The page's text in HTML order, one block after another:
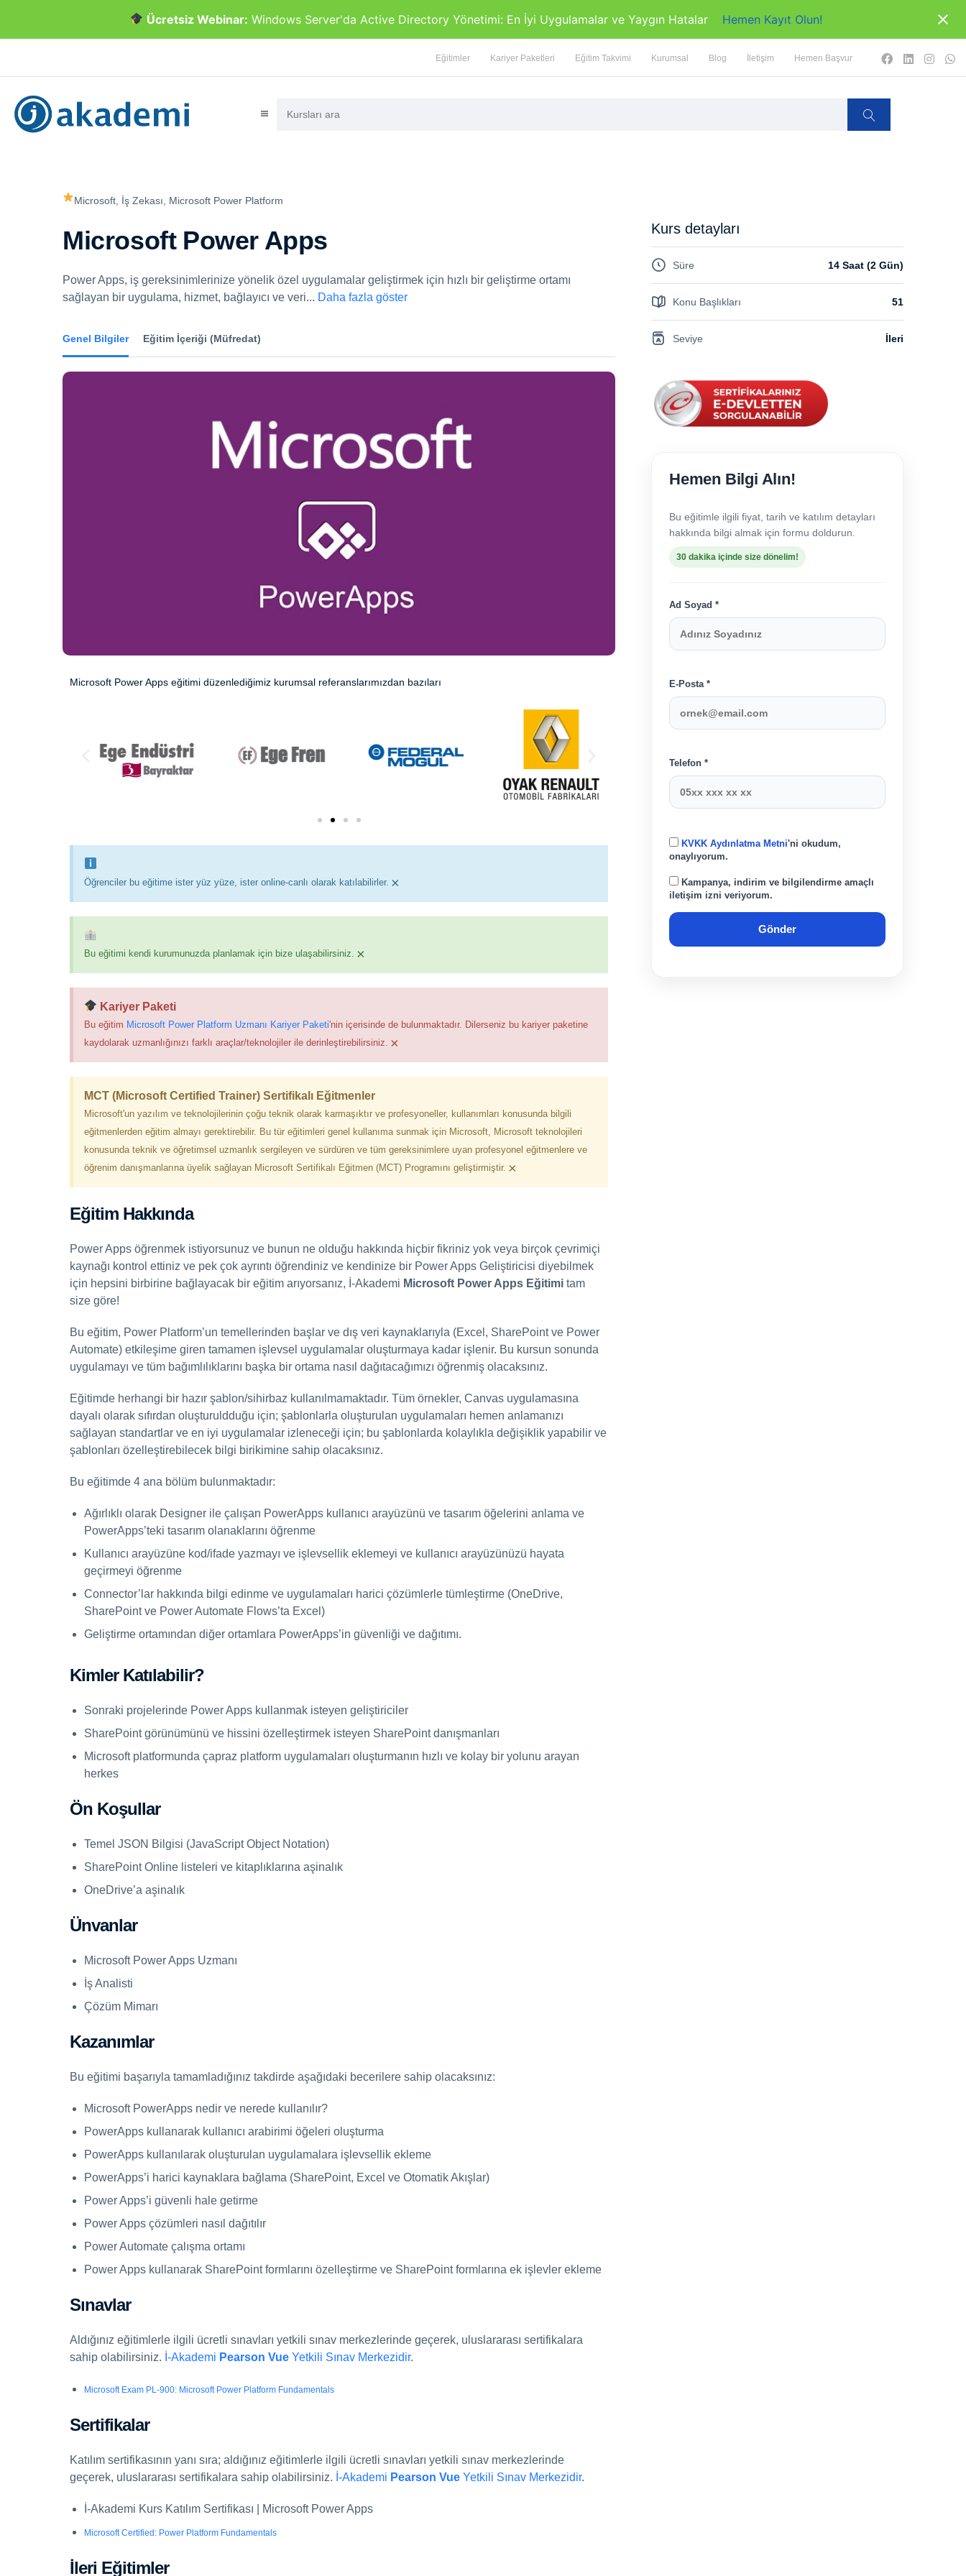
Ücretsiz Webinar: Windows Server'da Active Directory Yönetimi: En İyi Uygulamalar ve Yaygın Hatalar Hemen Kayıt Olun!
Eğitimler Kariyer Paketleri Eğitim Takvimi Kurumsal Blog İletişim Hemen Başvur
Microsoft, İş Zekası, Microsoft Power Platform
Microsoft Power Apps
Power Apps, iş gereksinimlerinize yönelik özel uygulamalar geliştirmek için hızlı bir geliştirme ortamı
sağlayan bir uygulama, hizmet, bağlayıcı ve veri... Daha fazla göster
Genel Bilgiler Eğitim İçeriği (Müfredat)
Microsoft Power Apps eğitimi düzenlediğimiz kurumsal referanslarımızdan bazıları
Öğrenciler bu eğitime ister yüz yüze, ister online-canlı olarak katılabilirler. ×
Bu eğitimi kendi kurumunuzda planlamak için bize ulaşabilirsiniz. ×
Kariyer Paketi
Bu eğitim Microsoft Power Platform Uzmanı Kariyer Paketi'nin içerisinde de bulunmaktadır. Dilerseniz bu kariyer paketine
kaydolarak uzmanlığınızı farklı araçlar/teknolojiler ile derinleştirebilirsiniz. ×
MCT (Microsoft Certified Trainer) Sertifikalı Eğitmenler
Microsoft'un yazılım ve teknolojilerinin çoğu teknik olarak karmaşıktır ve profesyoneller, kullanımları konusunda bilgili
eğitmenlerden eğitim almayı gerektirebilir. Bu tür eğitimleri genel kullanıma sunmak için Microsoft, Microsoft teknolojileri
konusunda teknik ve öğretimsel uzmanlık sergileyen ve sürdüren ve tüm gereksinimlere uyan profesyonel eğitmenlere ve
öğrenim danışmanlarına üyelik sağlayan Microsoft Sertifikalı Eğitmen (MCT) Programını geliştirmiştir. ×
Eğitim Hakkında
Power Apps öğrenmek istiyorsunuz ve bunun ne olduğu hakkında hiçbir fikriniz yok veya birçok çevrimiçi
kaynağı kontrol ettiniz ve pek çok ayrıntı öğrendiniz ve kendinize bir Power Apps Geliştiricisi diyebilmek
için hepsini birbirine bağlayacak bir eğitim arıyorsanız, İ-Akademi Microsoft Power Apps Eğitimi tam
size göre!
Bu eğitim, Power Platform’un temellerinden başlar ve dış veri kaynaklarıyla (Excel, SharePoint ve Power
Automate) etkileşime giren tamamen işlevsel uygulamalar oluşturmaya kadar işlenir. Bu kursun sonunda
uygulamayı ve tüm bağımlılıklarını başka bir ortama nasıl dağıtacağımızı öğrenmiş olacaksınız.
Eğitimde herhangi bir hazır şablon/sihirbaz kullanılmamaktadır. Tüm örnekler, Canvas uygulamasına
dayalı olarak sıfırdan oluşturuldduğu için; şablonlarla oluşturulan uygulamaları hemen anlamanızı
sağlayan standartlar ve en iyi uygulamalar izleneceği için; bu şablonlarda kolaylıkla değişiklik yapabilir ve
şablonları özelleştirebilecek bilgi birikimine sahip olacaksınız.
Bu eğitimde 4 ana bölüm bulunmaktadır:
Ağırlıklı olarak Designer ile çalışan PowerApps kullanıcı arayüzünü ve tasarım öğelerini anlama ve
PowerApps’teki tasarım olanaklarını öğrenme
Kullanıcı arayüzüne kod/ifade yazmayı ve işlevsellik eklemeyi ve kullanıcı arayüzünüzü hayata
geçirmeyi öğrenme
Connector’lar hakkında bilgi edinme ve uygulamaları harici çözümlerle tümleştirme (OneDrive,
SharePoint ve Power Automate Flows’ta Excel)
Geliştirme ortamından diğer ortamlara PowerApps’in güvenliği ve dağıtımı.
Kimler Katılabilir?
Sonraki projelerinde Power Apps kullanmak isteyen geliştiriciler
SharePoint görünümünü ve hissini özelleştirmek isteyen SharePoint danışmanları
Microsoft platformunda çapraz platform uygulamaları oluşturmanın hızlı ve kolay bir yolunu arayan
herkes
Ön Koşullar
Temel JSON Bilgisi (JavaScript Object Notation)
SharePoint Online listeleri ve kitaplıklarına aşinalık
OneDrive’a aşinalık
Ünvanlar
Microsoft Power Apps Uzmanı
İş Analisti
Çözüm Mimarı
Kazanımlar
Bu eğitimi başarıyla tamamladığınız takdirde aşağıdaki becerilere sahip olacaksınız:
Microsoft PowerApps nedir ve nerede kullanılır?
PowerApps kullanarak kullanıcı arabirimi öğeleri oluşturma
PowerApps kullanılarak oluşturulan uygulamalara işlevsellik ekleme
PowerApps’i harici kaynaklara bağlama (SharePoint, Excel ve Otomatik Akışlar)
Power Apps’i güvenli hale getirme
Power Apps çözümleri nasıl dağıtılır
Power Automate çalışma ortamı
Power Apps kullanarak SharePoint formlarını özelleştirme ve SharePoint formlarına ek işlevler ekleme
Sınavlar
Aldığınız eğitimlerle ilgili ücretli sınavları yetkili sınav merkezlerinde geçerek, uluslararası sertifikalara
sahip olabilirsiniz. İ-Akademi Pearson Vue Yetkili Sınav Merkezidir.
Microsoft Exam PL-900: Microsoft Power Platform Fundamentals
Sertifikalar
Katılım sertifikasının yanı sıra; aldığınız eğitimlerle ilgili ücretli sınavları yetkili sınav merkezlerinde
geçerek, uluslararası sertifikalara sahip olabilirsiniz. İ-Akademi Pearson Vue Yetkili Sınav Merkezidir.
İ-Akademi Kurs Katılım Sertifikası | Microsoft Power Apps
Microsoft Certified: Power Platform Fundamentals
İleri Eğitimler
Kurs detayları
Süre 14 Saat (2 Gün)
Konu Başlıkları 51
Seviye İleri
Hemen Bilgi Alın!
Bu eğitimle ilgili fiyat, tarih ve katılım detayları
hakkında bilgi almak için formu doldurun.
30 dakika içinde size dönelim!
Ad Soyad *
E-Posta *
Telefon *
KVKK Aydınlatma Metni'ni okudum,
onaylıyorum.
Kampanya, indirim ve bilgilendirme amaçlı
iletişim izni veriyorum.